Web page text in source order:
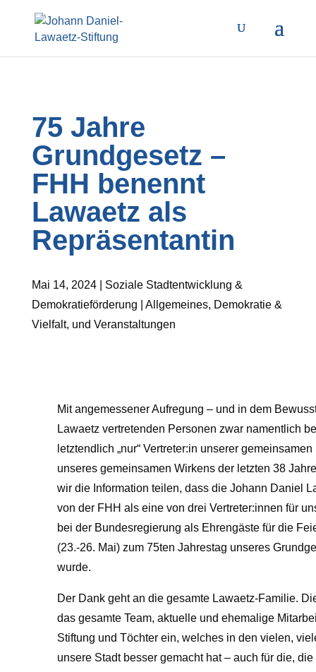
75 Jahre
Grundgesetz –
FHH benennt
Lawaetz als
Repräsentantin
Mai 14, 2024 | Soziale Stadtentwicklung &
Demokratieförderung | Allgemeines, Demokratie &
Vielfalt, und Veranstaltungen
Mit angemessener Aufregung – und in dem
Lawaetz vertretenden Personen zwar namentlich
letztendlich „nur“ Vertreter:in unserer
unseres gemeinsamen Wirkens der letzten 38
wir die Information teilen, dass die Johann Daniel
von der FHH als eine von drei Vertreter:innen für
bei der Bundesregierung als Ehrengäste für die
(23.-26. Mai) zum 75ten Jahrestag unseres
wurde.
Der Dank geht an die gesamte Lawaetz-Familie.
das gesamte Team, aktuelle und ehemalige
Stiftung und Töchter ein, welches in den vielen,
unsere Stadt besser gemacht hat – auch für die,